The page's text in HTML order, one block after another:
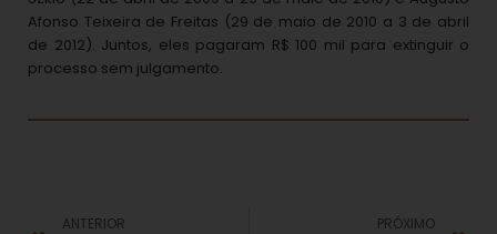
Afonso Teixeira de Freitas (29 de maio de 2010 a 3 de abril
de 2012). Juntos, eles pagaram R$ 100 mil para extinguir o
processo sem julgamento.
ANTERIOR PRÓXIMO